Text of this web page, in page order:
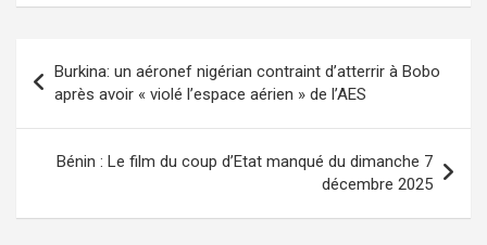
de
l’article
Burkina: un aéronef nigérian contraint d’atterrir à Bobo
après avoir « violé l’espace aérien » de l’AES
Bénin : Le film du coup d’Etat manqué du dimanche 7
décembre 2025